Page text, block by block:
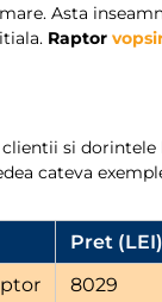
Asta
Raptor
si dorintele
cateva
Pret (LEI)
8029